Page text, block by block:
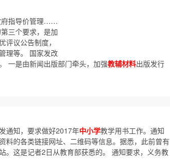
府指导价管理……
三个要求，是加
评议公告制度，
理等。 国家发改
一是由新闻出版部门牵头，加强教辅材料出版发行
通知，要求做好2017年中小学教学用书工作。通知
料的各类链接网址、二维码等信息。据悉，此前曾有
。这是记者2日从教育部获悉的。 通知要求，义务教